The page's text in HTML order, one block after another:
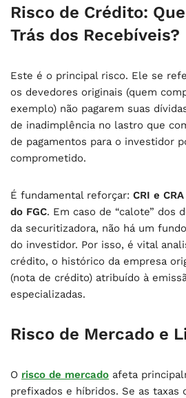
Risco de Crédito:
Trás dos Recebíveis?
Este é o principal risco. Ele se
os devedores originais (quem
exemplo) não pagarem suas
de inadimplência no lastro que
de pagamentos para o investidor
comprometido.
É fundamental reforçar: CRI e
do FGC. Em caso de “calote” dos
da securitizadora, não há um
do investidor. Por isso, é vital
crédito, o histórico da empresa
(nota de crédito) atribuído à
especializadas.
Risco de Mercado e
O risco de mercado afeta
prefixados e híbridos. Se as taxas